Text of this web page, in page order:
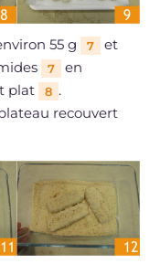
55 g 7
et
7
en
plat
8 .
recouvert